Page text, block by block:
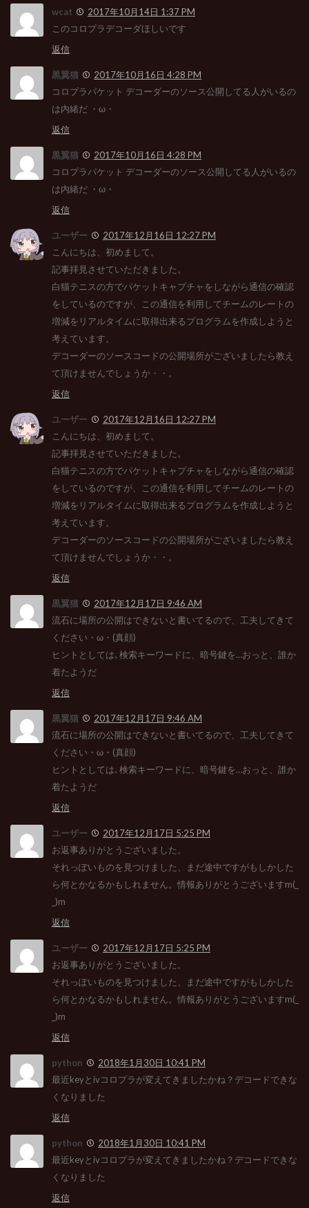
wcat
2017年10月14日 1:37 PM
このコロプラデコーダほしいです
返信
黒翼猫
2017年10月16日 4:28 PM
コロプラパケット デコーダーのソース公開してる人がいるの
は内緒だ ・ω・
返信
黒翼猫
2017年10月16日 4:28 PM
コロプラパケット デコーダーのソース公開してる人がいるの
は内緒だ ・ω・
返信
ユーザー
2017年12月16日 12:27 PM
こんにちは、初めまして。
記事拝見させていただきました。
白猫テニスの方でパケットキャプチャをしながら通信の確認
をしているのですが、この通信を利用してチームのレートの
増減をリアルタイムに取得出来るプログラムを作成しようと
考えています。
デコーダーのソースコードの公開場所がございましたら教え
て頂けませんでしょうか・・。
返信
ユーザー
2017年12月16日 12:27 PM
こんにちは、初めまして。
記事拝見させていただきました。
白猫テニスの方でパケットキャプチャをしながら通信の確認
をしているのですが、この通信を利用してチームのレートの
増減をリアルタイムに取得出来るプログラムを作成しようと
考えています。
デコーダーのソースコードの公開場所がございましたら教え
て頂けませんでしょうか・・。
返信
黒翼猫
2017年12月17日 9:46 AM
流石に場所の公開はできないと書いてるので、工夫してきて
ください・ω・(真顔)
ヒントとしては､検索キーワードに、暗号鍵を…おっと、誰か
着たようだ
返信
黒翼猫
2017年12月17日 9:46 AM
流石に場所の公開はできないと書いてるので、工夫してきて
ください・ω・(真顔)
ヒントとしては､検索キーワードに、暗号鍵を…おっと、誰か
着たようだ
返信
ユーザー
2017年12月17日 5:25 PM
お返事ありがとうございました。
それっぽいものを見つけました、まだ途中ですがもしかした
ら何とかなるかもしれません。情報ありがとうございますm(_
_)m
返信
ユーザー
2017年12月17日 5:25 PM
お返事ありがとうございました。
それっぽいものを見つけました、まだ途中ですがもしかした
ら何とかなるかもしれません。情報ありがとうございますm(_
_)m
返信
python
2018年1月30日 10:41 PM
最近keyとivコロプラが変えてきましたかね？デコードできな
くなりました
返信
python
2018年1月30日 10:41 PM
最近keyとivコロプラが変えてきましたかね？デコードできな
くなりました
返信